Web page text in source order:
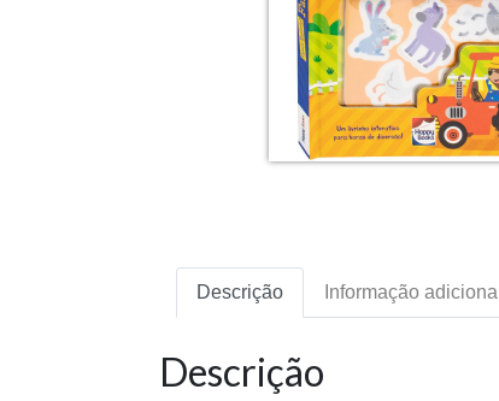
Descrição Informação adicional
Descrição